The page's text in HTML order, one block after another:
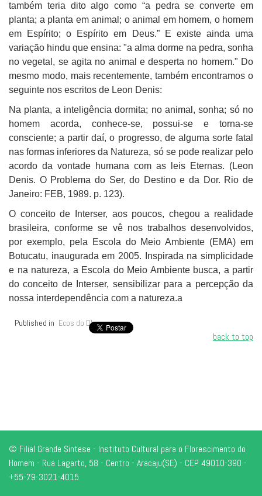
também teria dito algo como “a pedra se converte em
planta; a planta em animal; o animal em homem, o homem
em Espírito; o Espírito em Deus.” E existe ainda uma
variação hindu que ensina: "a alma dorme na pedra, sonha
no vegetal, se agita no animal e desperta no homem." Do
mesmo modo, mais recentemente, também encontramos o
seguinte nos escritos de Leon Denis:
Na planta, a inteligência dormita; no animal, sonha; só no
homem acorda, conhece-se, possui-se e torna-se
consciente; a partir daí, o progresso, de alguma sorte fatal
nas formas inferiores da Natureza, só se pode realizar pelo
acordo da vontade humana com as leis Eternas. (Leon
Denis. O Problema do Ser, do Destino e da Dor. Rio de
Janeiro: FEB, 1989. p. 123).
O conceito de Interser, aos poucos, chegou a realidade
brasileira, conforme se vê nos trabalhos desenvolvidos,
por exemplo, pela Escola do Meio Ambiente (EMA) em
Botucatu, inaugurada em 2005. Inspirada na simplicidade
e na natureza, a Escola do Meio Ambiente busca, a partir
do conceito de Interser, sensibilizar para a percepção da
nossa interdependência com a natureza.a
Published in Ecos do Dharma
back to top
© Filial Grande Sintese - Instituto Cultural para o Florescimento do
Homem - Rua Lagarto, 58 - Centro - Aracaju(SE) - CEP 49010-390 -
+55-79-3021-4015